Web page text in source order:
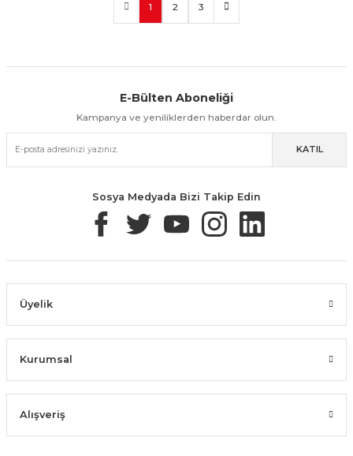
1 2 3
Kolay İade & Değişim Güvenli Alışveriş
Güvenli Paketleme Taksit / Havale İle Alışveriş Kolay İade & Değişim
E-Bülten Aboneliği
Kampanya ve yeniliklerden haberdar olun.
KATIL
Sosya Medyada Bizi Takip Edin
Üyelik
Kurumsal
Alışveriş